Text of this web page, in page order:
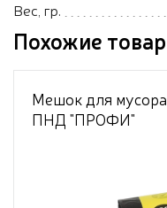
Вес, гр.
Похожие
Мешок для
ПНД "ПРОФИ"